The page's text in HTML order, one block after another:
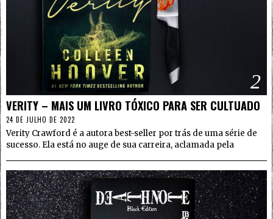
2
VERITY – MAIS UM LIVRO TÓXICO PARA SER CULTUADO
24 DE JULHO DE 2022
Verity Crawford é a autora best-seller por trás de uma série de
sucesso. Ela está no auge de sua carreira, aclamada pela